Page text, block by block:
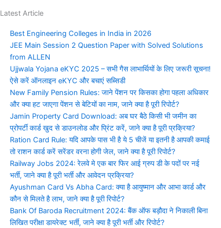
Latest Article
Best Engineering Colleges in India in 2026
JEE Main Session 2 Question Paper with Solved Solutions
from ALLEN
Ujjwala Yojana eKYC 2025 – सभी गैस लाभार्थियों के लिए जरूरी सूचना!
ऐसे करें ऑनलाइन eKYC और बचाएं सब्सिडी
New Family Pension Rules: जाने पेंशन पर किसका होगा पहला अधिकार
और क्या हट जाएगा पेंशन से बेटियों का नाम, जाने क्या है पूरी रिपोर्ट?
Jamin Property Card Download: अब घर बैठे किसी भी जमीन का
प्रोपर्टी कार्ड खुद से डाउनलोड और प्रिंट करें, जाने क्या है पूरी प्रक्रिया?
Ration Card Rule: यदि आपके पास भी है ये 5 चीजें या इतनी है आपकी कमाई
तो राशन कार्ड करें सरेंडर वरना होगी जेल, जाने क्या है पूरी रिपोर्ट?
Railway Jobs 2024: रेलवे मे एक बार फिर आई ग्रुप डी के पदों पर नई
भर्ती, जाने क्या है पूरी भर्ती और आवेदन प्रक्रिया?
Ayushman Card Vs Abha Card: क्या है आयुष्मान और आभा कार्ड और
कौन से मिलते है लाभ, जाने क्या है पूरी रिपोर्ट?
Bank Of Baroda Recruitment 2024: बैंक ऑफ बड़ौदा ने निकाली बिना
लिखित परीक्षा डायरेक्ट भर्ती, जाने क्या है पूरी भर्ती और रिपोर्ट?